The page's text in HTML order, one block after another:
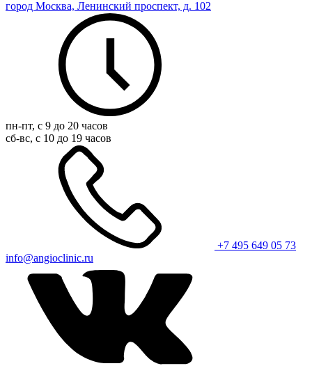
город Москва, Ленинский проспект, д. 102
пн-пт, с 9 до 20 часов
сб-вс, с 10 до 19 часов
+7 495 649 05 73
info@angioclinic.ru